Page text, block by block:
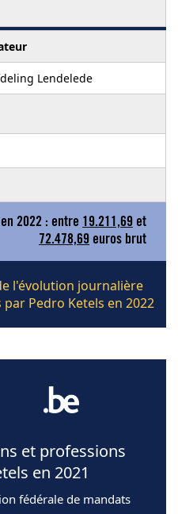
Lendelede
2022 : entre 19.211,69 et
72.478,69 euros brut
l'évolution journalière
Pedro Ketels en 2022
et professions
en 2021
fédérale de mandats